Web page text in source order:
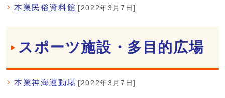
本巣民俗資料館 [2022年3月7日]
スポーツ施設・多目的広場
本巣神海運動場 [2022年3月7日]